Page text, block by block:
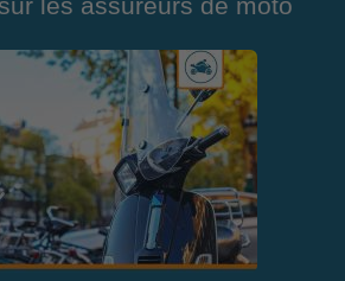
les assureurs de moto